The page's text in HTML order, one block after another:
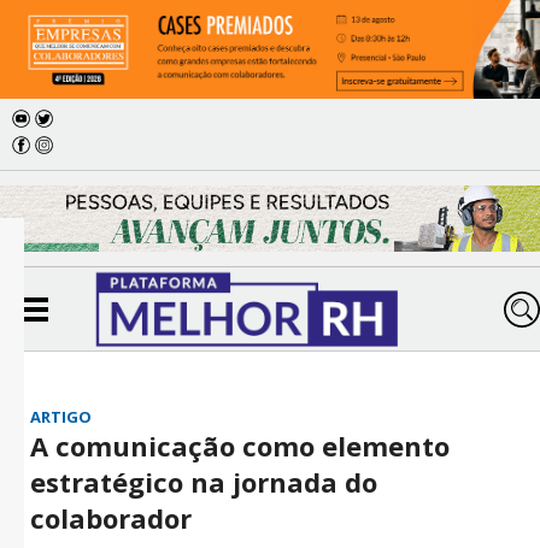
ARTIGO
A comunicação como elemento
estratégico na jornada do
colaborador